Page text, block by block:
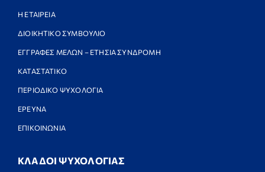
Η ΕΤΑΙΡΕΙΑ
ΔΙΟΙΚΗΤΙΚΟ ΣΥΜΒΟΥΛΙΟ
ΕΓΓΡΑΦΕΣ ΜΕΛΩΝ – ΕΤΗΣΙΑ ΣΥΝΔΡΟΜΗ
ΚΑΤΑΣΤΑΤΙΚΟ
ΠΕΡΙΟΔΙΚΟ ΨΥΧΟΛΟΓΙΑ
ΕΡΕΥΝΑ
ΕΠΙΚΟΙΝΩΝΙΑ
ΚΛΑΔΟΙ ΨΥΧΟΛΟΓΙΑΣ